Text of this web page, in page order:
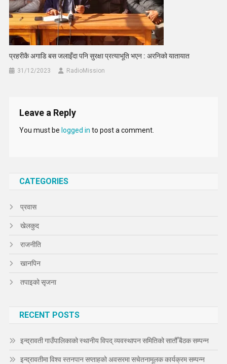
प्रहरीकै अगाडि बस जलाइँदा पनि सुरक्षा प्रत्याभूति भएन : अरनिको यातायात
31/12/2023 RadioMission
Leave a Reply
You must be logged in to post a comment.
CATEGORIES
प्रवास
खेलकुद
राजनीति
खानपिन
तपाइको सृजना
RECENT POSTS
इन्द्रावती गाउँपालिकाको स्थानीय विपद् व्यवस्थापन समितिको सातौँ बैठक सम्पन्न
इन्द्रावतीमा विश्व स्तनपान सप्ताहको अवसरमा सचेतनामूलक कार्यक्रम सम्पन्न